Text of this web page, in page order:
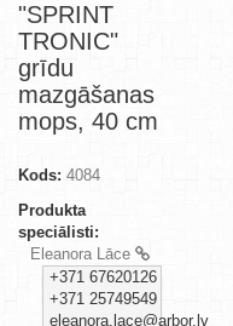
"SPRINT
TRONIC"
grīdu
mazgāšanas
mops, 40 cm
Kods: 4084
Produkta
speciālisti:
Eleanora Lāce
+371 67620126
+371 25749549
eleanora.lace@arbor.lv